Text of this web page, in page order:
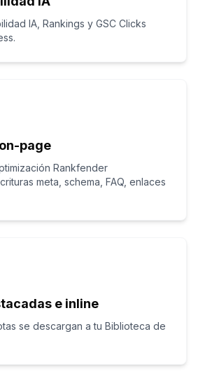
IA, Rankings y GSC Clicks
page
Rankfender
meta, schema, FAQ, enlaces
e inline
se descargan a tu Biblioteca de